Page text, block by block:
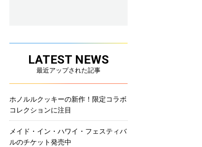
LATEST NEWS
最近アップされた記事
ホノルルクッキーの新作！限定コラボ
コレクションに注目
メイド・イン・ハワイ・フェスティバ
ルのチケット発売中